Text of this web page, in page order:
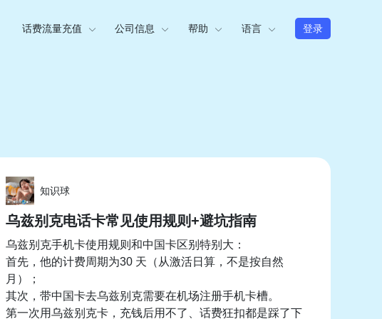
话费流量充值 公司信息 帮助 语言 登录
知识球
乌兹别克电话卡常见使用规则+避坑指南
乌兹别克手机卡使用规则和中国卡区别特别大：
首先，他的计费周期为30 天（从激活日算，不是按自然
月）；
其次，带中国卡去乌兹别克需要在机场注册手机卡槽。
第一次用乌兹别克卡，充钱后用不了、话费狂扣都是踩了下